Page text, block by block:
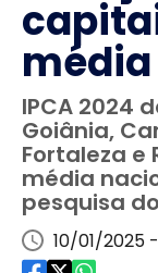
IPCA 2024
Goiânia,
Fortaleza e
média
pesquisa do
10/01/2025 -